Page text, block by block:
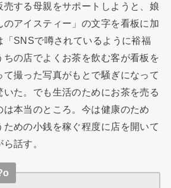
売する母親をサポートしようと、娘
のアイスティー」の文字を看板に加
「SNSで噂されているように裕福
ちの店でよくお茶を飲む客が看板を
て撮った写真がもとで騒ぎになって
いた。でも生活のためにお茶を売る
は本当のところ。今は健康のため
ための小銭を稼ぐ程度に店を開いて
話す。